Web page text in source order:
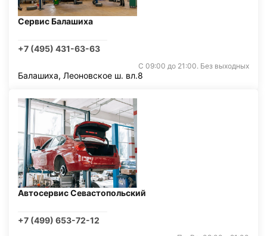
Сервис Балашиха
+7 (495) 431-63-63
С 09:00 до 21:00. Без выходных
Балашиха, Леоновское ш. вл.8
Автосервис Севастопольский
+7 (499) 653-72-12